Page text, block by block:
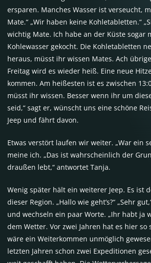
ersparen. Manches Wasser ist verseucht,
Mate.“ „Wir haben keine Kohletabletten.“
wichtig Mate. Ich habe an der Küste sogar
Kohlewasser gekocht. Die Kohletabletten
heraus, müsst ihr wissen Mates. Ach
Freitag wird es wieder heiß. Eine neue
kommen. Am heißesten ist es zwischen
müsst ihr wissen. Besser wenn ihr um
seid,“ sagt er, wünscht uns eine schöne
Jeep und fährt davon.
Etwas verstört laufen wir weiter. „War ein
meine ich. „Das ist wahrscheinlich der
draußen lebt,“ antwortet Tanja.
Wenig später hält ein weiterer Jeep. Es ist
dieser Region. „Hallo wie geht’s?“ „Sehr
und wechseln ein paar Worte. „Ihr habt ja
dem Wetter. Vor zwei Jahren hat es hier so
wäre ein Weiterkommen unmöglich
letzten Jahren schon zwei Expeditionen